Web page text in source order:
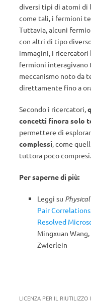
diversi tipi di atomi di
come tali, i fermioni
Tuttavia, alcuni
con altri di tipo
immagini, i ricercatori
fermioni interagivano
meccanismo noto da
direttamente fino a
Secondo i ricercatori,
concetti finora solo
permettere di
complessi, come
tuttora poco compresi.
Per saperne di più:
Leggi su
Pair
Resolved
Mingxuan
Zwierlein
LICENZA PER IL RIUTILIZZO